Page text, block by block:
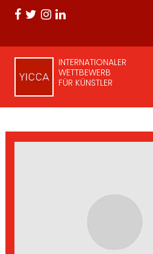
INTERNATIONALER
WETTBEWERB
FÜR KÜNSTLER